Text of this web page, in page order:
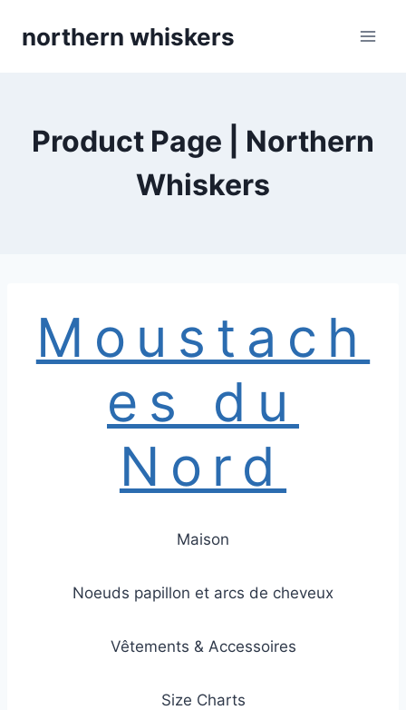
northern whiskers
Product Page | Northern
Whiskers
Moustach
es du
Nord
Maison
Noeuds papillon et arcs de cheveux
Vêtements & Accessoires
Size Charts